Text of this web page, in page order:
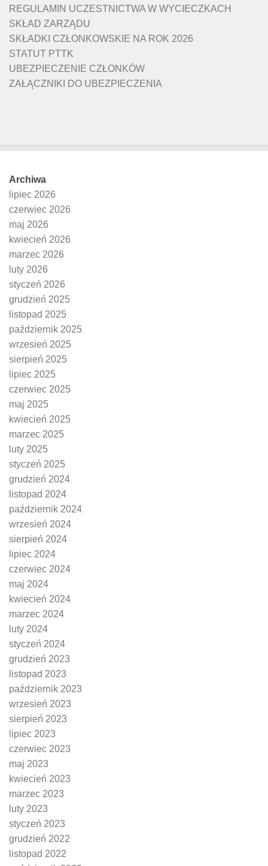
REGULAMIN UCZESTNICTWA W WYCIECZKACH
SKŁAD ZARZĄDU
SKŁADKI CZŁONKOWSKIE NA ROK 2026
STATUT PTTK
UBEZPIECZENIE CZŁONKÓW
ZAŁĄCZNIKI DO UBEZPIECZENIA
Archiwa
lipiec 2026
czerwiec 2026
maj 2026
kwiecień 2026
marzec 2026
luty 2026
styczeń 2026
grudzień 2025
listopad 2025
październik 2025
wrzesień 2025
sierpień 2025
lipiec 2025
czerwiec 2025
maj 2025
kwiecień 2025
marzec 2025
luty 2025
styczeń 2025
grudzień 2024
listopad 2024
październik 2024
wrzesień 2024
sierpień 2024
lipiec 2024
czerwiec 2024
maj 2024
kwiecień 2024
marzec 2024
luty 2024
styczeń 2024
grudzień 2023
listopad 2023
październik 2023
wrzesień 2023
sierpień 2023
lipiec 2023
czerwiec 2023
maj 2023
kwiecień 2023
marzec 2023
luty 2023
styczeń 2023
grudzień 2022
listopad 2022